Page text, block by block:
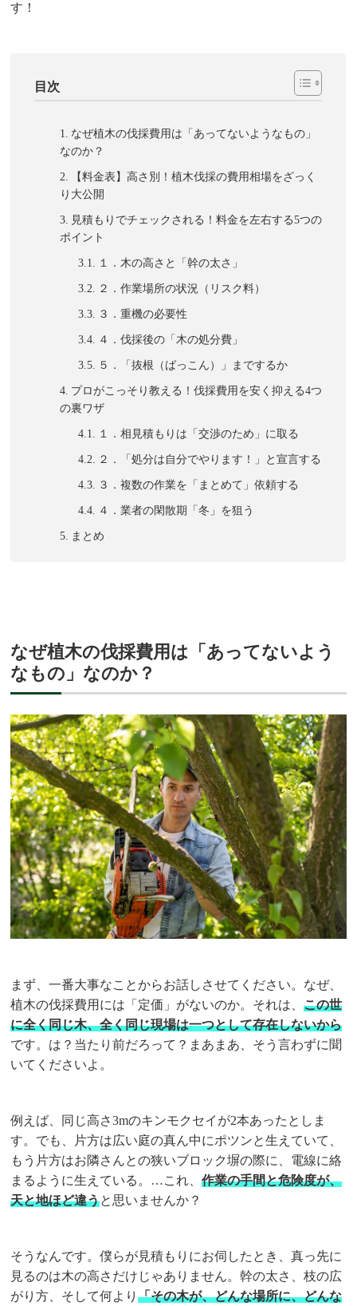
す！
目次
なぜ植木の伐採費用は「あってないようなもの」
なのか？
【料金表】高さ別！植木伐採の費用相場をざっく
り大公開
見積もりでチェックされる！料金を左右する5つの
ポイント
１．木の高さと「幹の太さ」
２．作業場所の状況（リスク料）
３．重機の必要性
４．伐採後の「木の処分費」
５．「抜根（ばっこん）」までするか
プロがこっそり教える！伐採費用を安く抑える4つ
の裏ワザ
１．相見積もりは「交渉のため」に取る
２．「処分は自分でやります！」と宣言する
３．複数の作業を「まとめて」依頼する
４．業者の閑散期「冬」を狙う
まとめ
なぜ植木の伐採費用は「あってないよう
なもの」なのか？
まず、一番大事なことからお話しさせてください。なぜ、
植木の伐採費用には「定価」がないのか。それは、この世
に全く同じ木、全く同じ現場は一つとして存在しないから
です。は？当たり前だろって？まあまあ、そう言わずに聞
いてくださいよ。
例えば、同じ高さ3mのキンモクセイが2本あったとしま
す。でも、片方は広い庭の真ん中にポツンと生えていて、
もう片方はお隣さんとの狭いブロック塀の際に、電線に絡
まるように生えている。…これ、作業の手間と危険度が、
天と地ほど違うと思いませんか？
そうなんです。僕らが見積もりにお伺したとき、真っ先に
見るのは木の高さだけじゃありません。幹の太さ、枝の広
がり方、そして何より「その木が、どんな場所に、どんな